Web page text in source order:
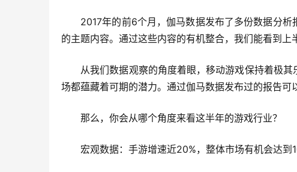
2017年的前6个月，伽马数据发布了多份数据分析
的主题内容。通过这些内容的有机整合，我们能看到上
从我们数据观察的角度着眼，移动游戏保持着极其
场都蕴藏着可期的潜力。通过伽马数据发布过的报告可
那么，你会从哪个角度来看这半年的游戏行业？
宏观数据：手游增速近20%，整体市场有机会达到